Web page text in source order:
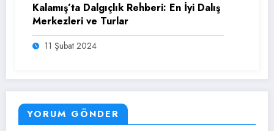
Kalamış’ta Dalgıçlık Rehberi: En İyi Dalış
Merkezleri ve Turlar
11 Şubat 2024
YORUM GÖNDER